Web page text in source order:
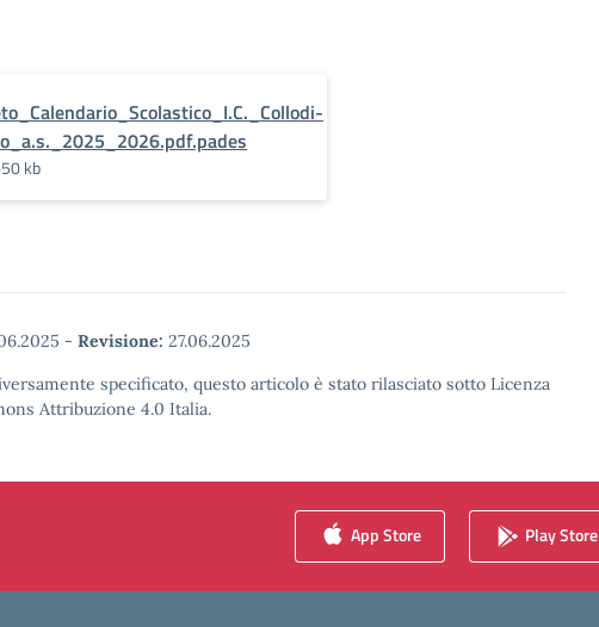
kb
- Revisione: 27.06.2025
specificato, questo articolo è stato rilasciato sotto Licenza
Attribuzione 4.0 Italia.
App Store Play Store